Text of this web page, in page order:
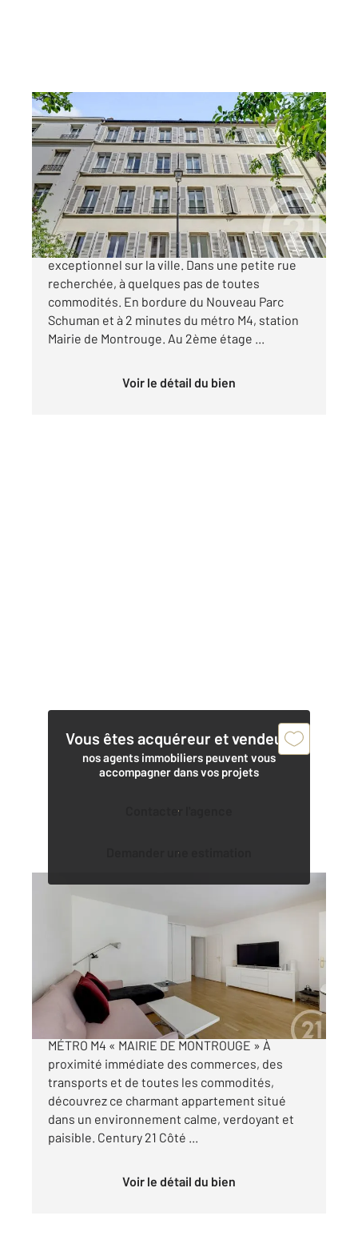
MONTROUGE 92
52,01 m 2, 3 pièces
Ref : 11078
Appartement F3 à vendre
379 000 €
MONTROUGE - Coeur de Ville. Emplacement
exceptionnel sur la ville. Dans une petite rue
recherchée, à quelques pas de toutes
commodités. En bordure du Nouveau Parc
Schuman et à 2 minutes du métro M4, station
Mairie de Montrouge. Au 2ème étage ...
Voir le détail du bien
Vous êtes acquéreur et vendeur,
nos agents immobiliers peuvent vous
accompagner dans vos projets
Contacter l'agence
Demander une estimation
Appartement F2 à vendre
395 000 €
MONTROUGE CŒUR DE VILLE À 3 MINUTES DU
MÉTRO M4 « MAIRIE DE MONTROUGE » À
proximité immédiate des commerces, des
transports et de toutes les commodités,
découvrez ce charmant appartement situé
dans un environnement calme, verdoyant et
paisible. Century 21 Côté ...
Voir le détail du bien